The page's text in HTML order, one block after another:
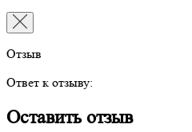
Отзыв
Ответ к отзыву:
Оставить отзыв